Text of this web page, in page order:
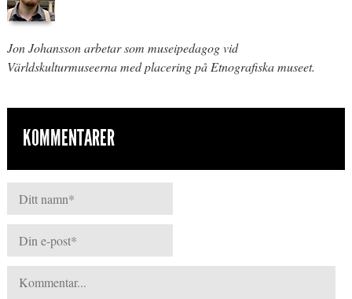
Jon Johansson arbetar som museipedagog vid
Världskulturmuseerna med placering på Etnografiska museet.
KOMMENTARER